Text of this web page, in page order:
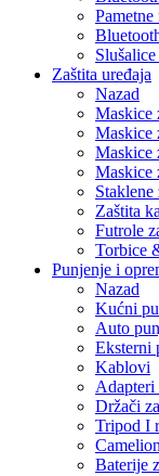
Pametne
Zaštita uređaja
Nazad
Maskice
Maskice
Maskice
Maskice
Staklene
Zaštita
Futrole
Torbice
Punjenje i
Nazad
Kućni
Auto
Eksterni
Kablovi
Adapteri
Držači
Tripod I
Baterije